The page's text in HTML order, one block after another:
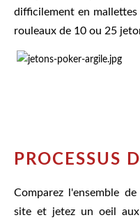
difficilement en
rouleaux de 10 ou 25
PROCESSUS
Comparez l'ensemble
site et jetez un oeil